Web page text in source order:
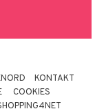
KONTAKT
COOKIES